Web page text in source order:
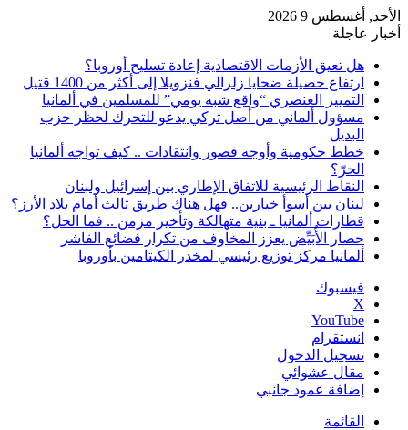
الأحد, أغسطس 9 2026
أخبار عاجلة
هل تعيق الأزمات الاقتصادية إعادة تسليح أوروبا؟
ارتفاع حصيلة ضحايا زلزالي فنزويلا إلى أكثر من 1400 قتيل
التمييز العنصري “واقع شبه يومي” للمسلمين في ألمانيا
مسؤول ألماني من أصل تركي يدعو للتحرك لحظر حزب
البديل
خطط حكومية وأوجه قصور وانتقادات .. كيف تواجه ألمانيا
الحرّ؟
النقاط الرئيسية للاتفاق الإطاري بين إسرائيل ولبنان
لبنان بين أسوأ خيارين.. فهل هناك طريق ثالث أمام بلاد الأرز؟
قطارات ألمانيا ـ بنية متهالكة وتأخير مزمن .. فما الحل؟
حصار الأُبَيِّض يعزز المخاوف من تكرار فضائع الفاشر
ألمانيا مركز توزيع رئيسي لمخدر الكيتامين بأوروبا
فيسبوك
‫X
‫YouTube
انستقرام
تسجيل الدخول
مقال عشوائي
إضافة عمود جانبي
القائمة